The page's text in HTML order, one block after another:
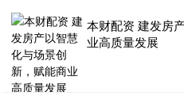
本财配资 建发房
业高质量发展